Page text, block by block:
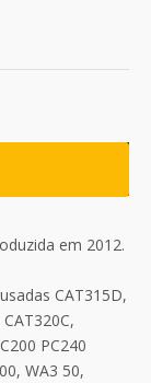
em 2012.
CAT315D,
PC240
WA3 50,